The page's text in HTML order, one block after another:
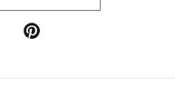
Pinterest